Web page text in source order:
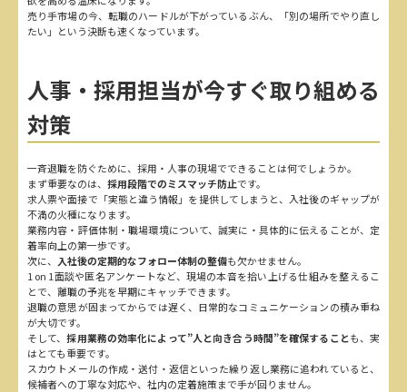
売り手市場の今、転職のハードルが下がっているぶん、「別の場所でやり直し
たい」という決断も速くなっています。
人事・採用担当が今すぐ取り組める
対策
一斉退職を防ぐために、採用・人事の現場でできることは何でしょうか。
まず重要なのは、 採用段階でのミスマッチ防止です。
求人票や面接で「実態と違う情報」を提供してしまうと、入社後のギャップが
不満の火種になります。
業務内容・評価体制・職場環境について、誠実に・具体的に伝えることが、定
着率向上の第一歩です。
次に、
入社後の定期的なフォロー体制の整備も欠かせません。
1 on 1面談や匿名アンケートなど、現場の本音を拾い上げる仕組みを整えるこ
とで、離職の予兆を早期にキャッチできます。
退職の意思が固まってからでは遅く、日常的なコミュニケーションの積み重ね
が大切です。
そして、採用業務の効率化によって”人と向き合う時間”を確保することも、実
はとても重要です。
スカウトメールの作成・送付・返信といった繰り返し業務に追われていると、
候補者への丁寧な対応や、社内の定着施策まで手が回りません。